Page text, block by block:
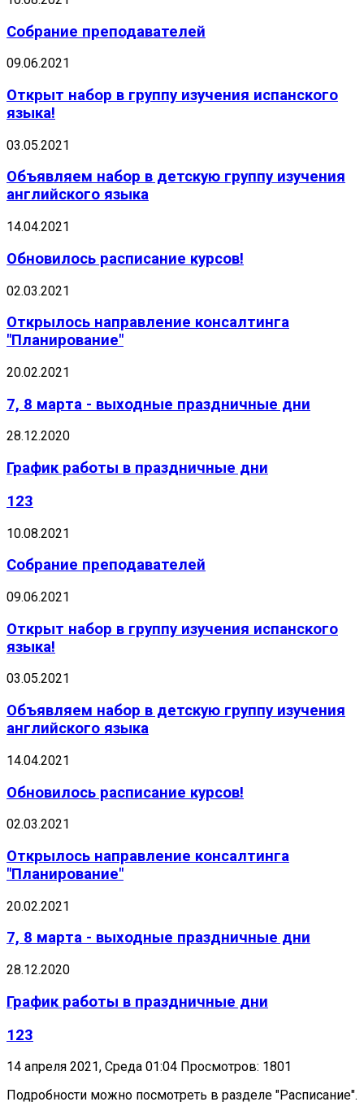
Собрание преподавателей
09.06.2021
Открыт набор в группу изучения испанского
языка!
03.05.2021
Объявляем набор в детскую группу изучения
английского языка
14.04.2021
Обновилось расписание курсов!
02.03.2021
Открылось направление консалтинга
"Планирование"
20.02.2021
7, 8 марта - выходные праздничные дни
28.12.2020
График работы в праздничные дни
123
10.08.2021
Собрание преподавателей
09.06.2021
Открыт набор в группу изучения испанского
языка!
03.05.2021
Объявляем набор в детскую группу изучения
английского языка
14.04.2021
Обновилось расписание курсов!
02.03.2021
Открылось направление консалтинга
"Планирование"
20.02.2021
7, 8 марта - выходные праздничные дни
28.12.2020
График работы в праздничные дни
123
14 апреля 2021, Среда 01:04 Просмотров: 1801
Подробности можно посмотреть в разделе "Расписание".